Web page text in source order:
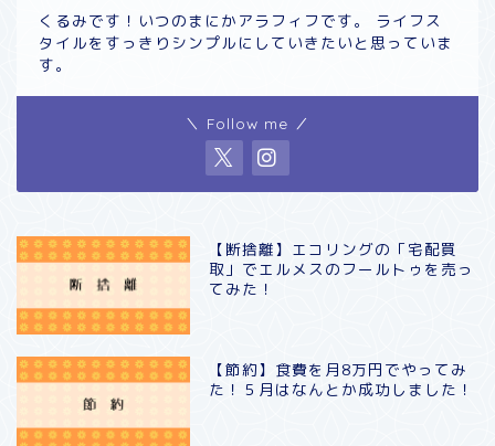
くるみです！いつのまにかアラフィフです。 ライフス
タイルをすっきりシンプルにしていきたいと思っていま
す。
＼ Follow me ／
【断捨離】エコリングの「宅配買
取」でエルメスのフールトゥを売っ
てみた！
【節約】食費を月8万円でやってみ
た！５月はなんとか成功しました！